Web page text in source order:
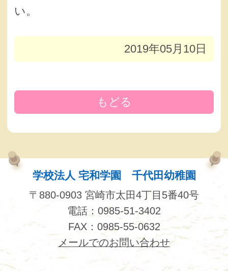
い。
2019年05月10日
もどる
学校法人 宅和学園 千代田幼稚園
〒880-0903 宮崎市太田4丁目5番40号
電話：0985-51-3402
FAX：0985-55-0632
メールでのお問い合わせ